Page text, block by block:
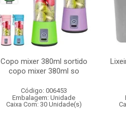
Copo mixer 380ml sortido
copo mixer 380ml so
Código: 006453
Embalagem: Unidade
Caixa Com: 30 Unidade(s)